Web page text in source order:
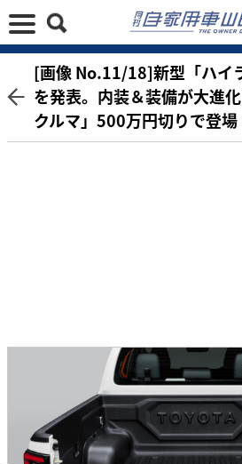
[画像 No.11/18]新型「ハイ
を発表。内装＆装備が大進
クルマ」500万円切りで登場